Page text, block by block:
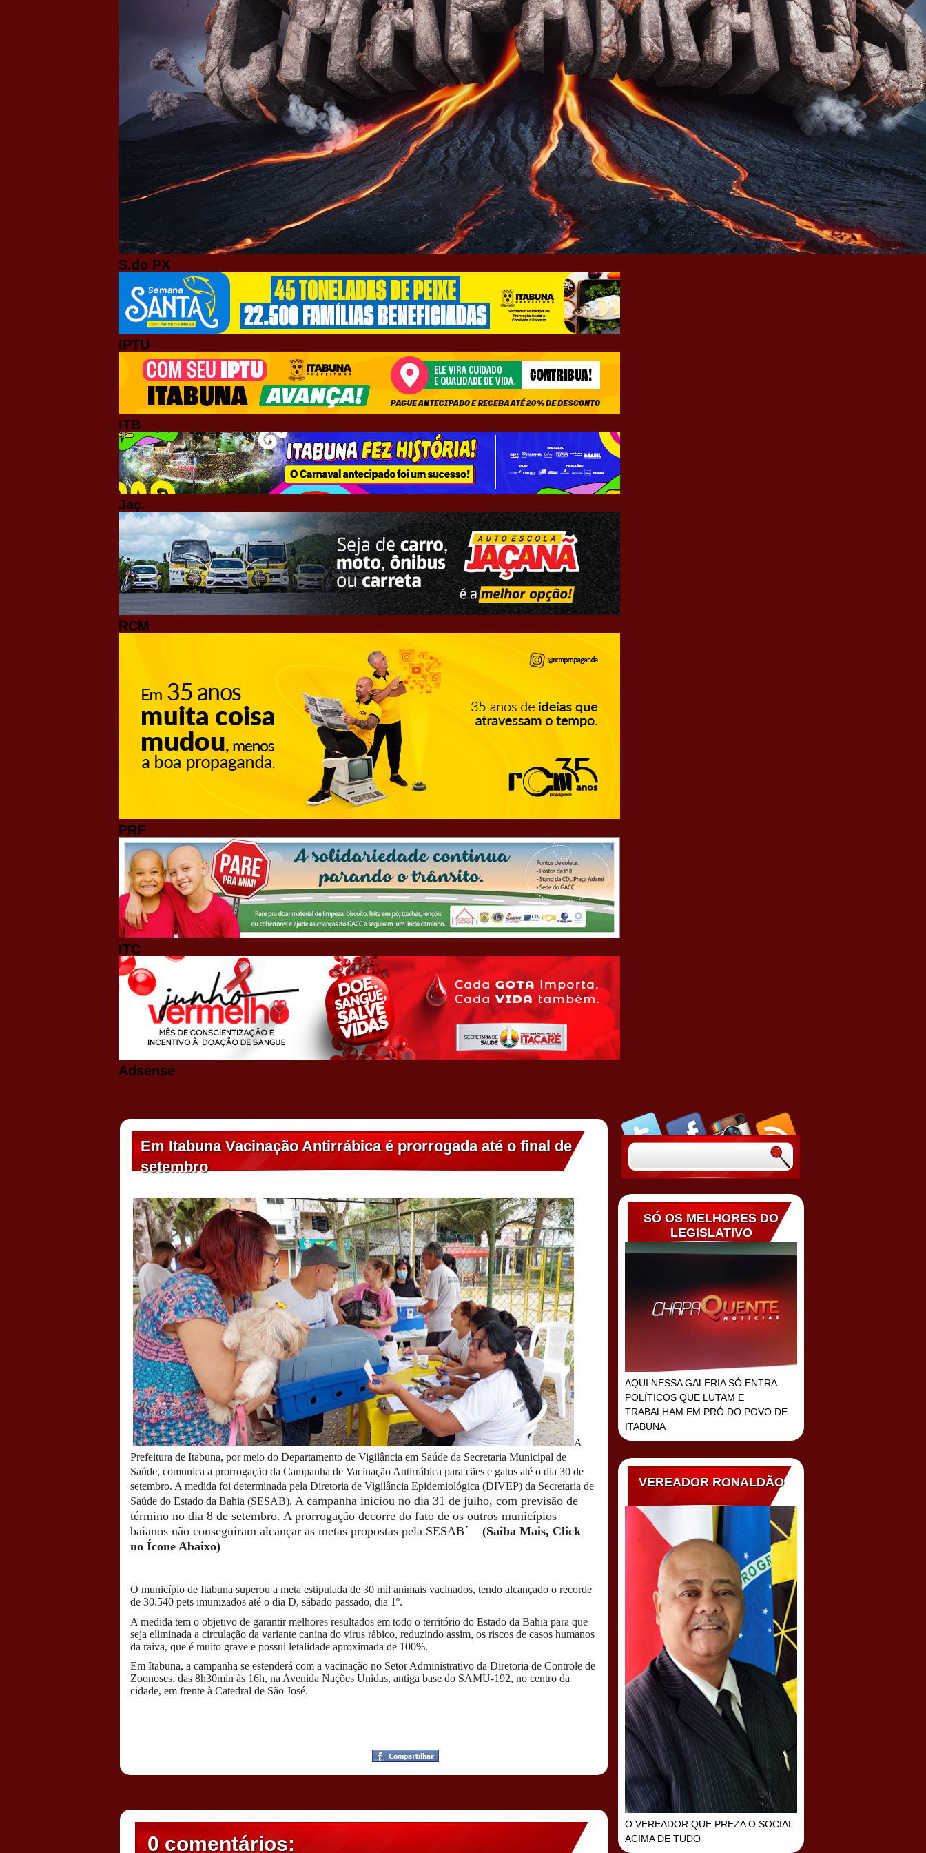
S.do PX
IPTU
ITB
Jaç.
RCM
PRF
ITC
Adsense
Em Itabuna Vacinação Antirrábica é prorrogada até o final de
setembro
A
Prefeitura de Itabuna, por meio do Departamento de Vigilância em Saúde da Secretaria Municipal de
Saúde, comunica a prorrogação da Campanha de Vacinação Antirrábica para cães e gatos até o dia 30 de
setembro. A medida foi determinada pela Diretoria de Vigilância Epidemiológica (DIVEP) da Secretaria de
Saúde do Estado da Bahia (SESAB). A campanha iniciou no dia 31 de julho, com previsão de
término no dia 8 de setembro. A prorrogação decorre do fato de os outros municípios
baianos não conseguiram alcançar as metas propostas pela SESAB´ (Saiba Mais, Click
no Ícone Abaixo)
O município de Itabuna superou a meta estipulada de 30 mil animais vacinados, tendo alcançado o recorde
de 30.540 pets imunizados até o dia D, sábado passado, dia 1º.
A medida tem o objetivo de garantir melhores resultados em todo o território do Estado da Bahia para que
seja eliminada a circulação da variante canina do vírus rábico, reduzindo assim, os riscos de casos humanos
da raiva, que é muito grave e possui letalidade aproximada de 100%.
Em Itabuna, a campanha se estenderá com a vacinação no Setor Administrativo da Diretoria de Controle de
Zoonoses, das 8h30min às 16h, na Avenida Nações Unidas, antiga base do SAMU-192, no centro da
cidade, em frente à Catedral de São José.
0 comentários:
SÓ OS MELHORES DO
LEGISLATIVO
AQUI NESSA GALERIA SÓ ENTRA
POLÍTICOS QUE LUTAM E
TRABALHAM EM PRÓ DO POVO DE
ITABUNA
VEREADOR RONALDÃO
O VEREADOR QUE PREZA O SOCIAL
ACIMA DE TUDO